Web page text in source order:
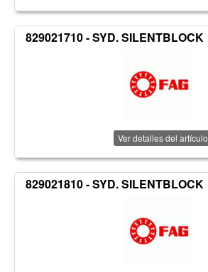
829021710 - SYD. SILENTBLOCK
Ver detalles del artículo
829021810 - SYD. SILENTBLOCK